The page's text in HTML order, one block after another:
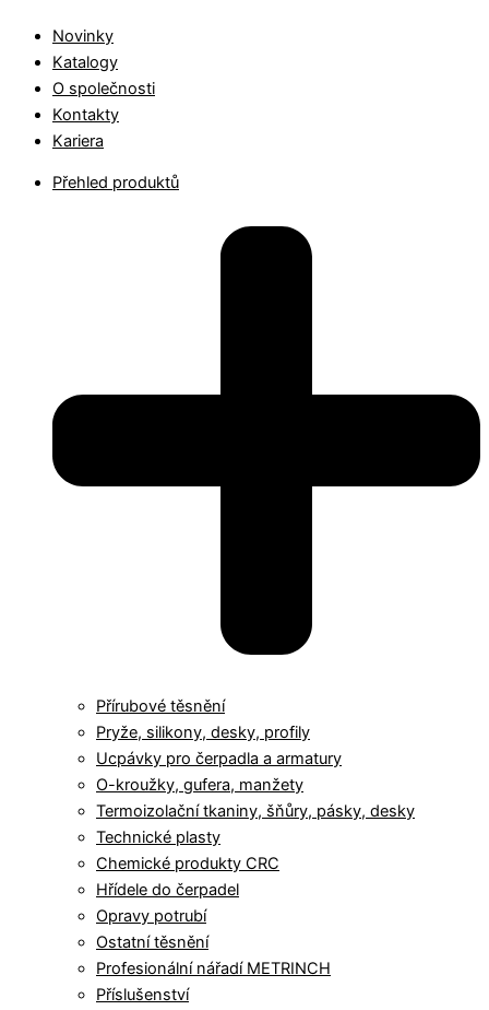
Novinky
Katalogy
O společnosti
Kontakty
Kariera
Přehled produktů
Přírubové těsnění
Pryže, silikony, desky, profily
Ucpávky pro čerpadla a armatury
O-kroužky, gufera, manžety
Termoizolační tkaniny, šňůry, pásky, desky
Technické plasty
Chemické produkty CRC
Hřídele do čerpadel
Opravy potrubí
Ostatní těsnění
Profesionální nářadí METRINCH
Příslušenství